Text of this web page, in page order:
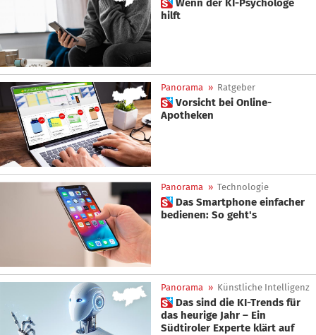
 Wenn der KI-Psychologe
hilft
Panorama » Ratgeber
 Vorsicht bei Online-
Apotheken
Panorama » Technologie
 Das Smartphone einfacher
bedienen: So geht's
Panorama » Künstliche Intelligenz
 Das sind die KI-Trends für
das heurige Jahr – Ein
Südtiroler Experte klärt auf